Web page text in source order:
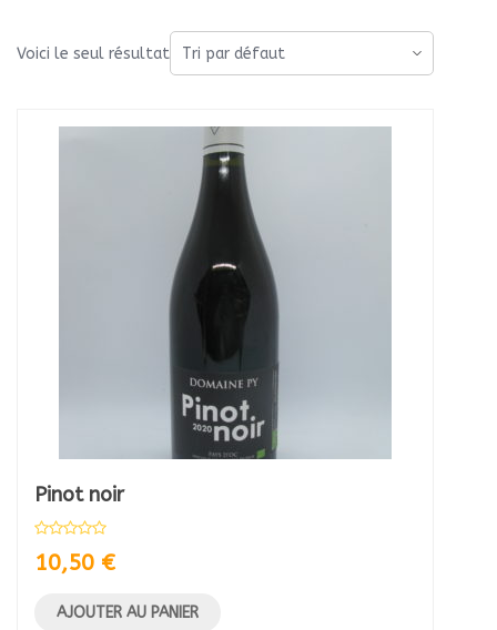
Voici le seul résultat
Pinot noir
10,50 €
AJOUTER AU PANIER